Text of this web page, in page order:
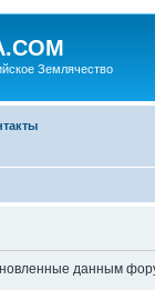
Землячество
данным